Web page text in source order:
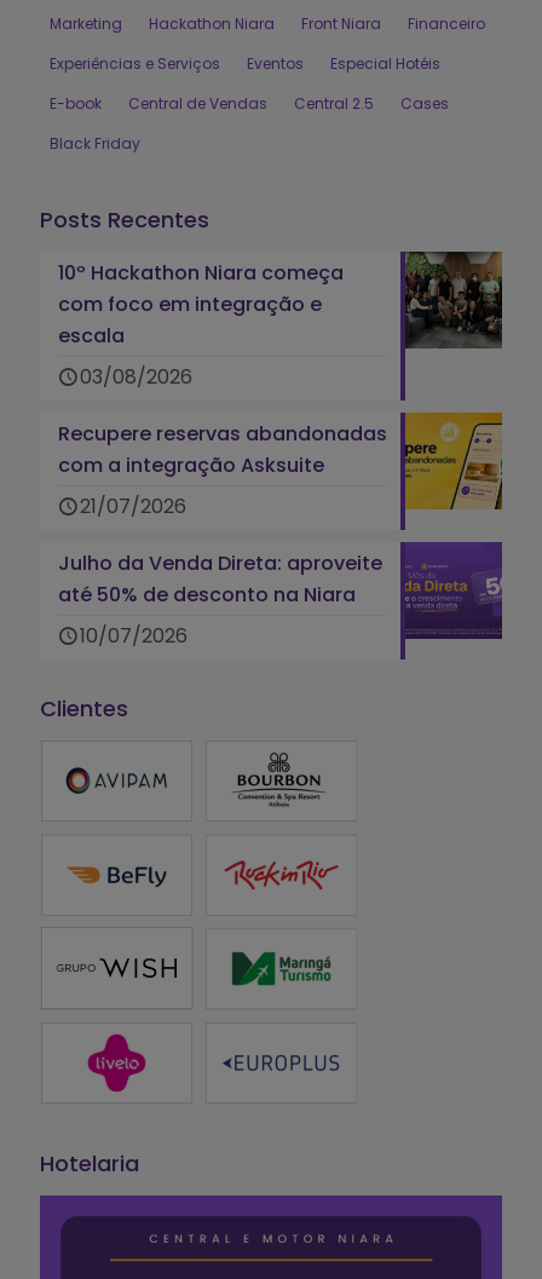
Marketing
Hackathon Niara Front Niara
Financeiro
Experiências e Serviços
Eventos
Especial Hotéis
E-book
Central de Vendas Central 2.5
Cases
Black Friday
Posts Recentes
10º Hackathon Niara começa
com foco em integração e
escala
03/08/2026
Recupere reservas abandonadas
com a integração Asksuite
21/07/2026
Julho da Venda Direta: aproveite
até 50% de desconto na Niara
10/07/2026
Clientes
Hotelaria